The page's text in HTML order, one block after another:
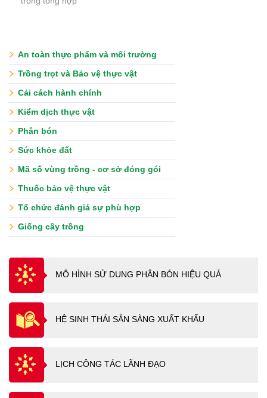
An toàn thực phẩm và môi trường
Trồng trọt và Bảo vệ thực vật
Cải cách hành chính
Kiểm dịch thực vật
Phân bón
Sức khỏe đất
Mã số vùng trồng - cơ sở đóng gói
Thuốc bảo vệ thực vật
Tổ chức đánh giá sự phù hợp
Giống cây trồng
MÔ HÌNH SỬ DUNG PHÂN BÓN HIỆU QUẢ
HỆ SINH THÁI SẴN SÀNG XUẤT KHẨU
LỊCH CÔNG TÁC LÃNH ĐẠO